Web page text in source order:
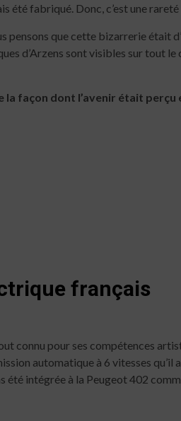
fabriqué. Donc, c’est une rareté
que cette bizarrerie était
d’Arzens sont visibles sur tout le
façon dont l’avenir était perçu
français
connu pour ses compétences
automatique à 6 vitesses qu’il
intégrée à la Peugeot 402